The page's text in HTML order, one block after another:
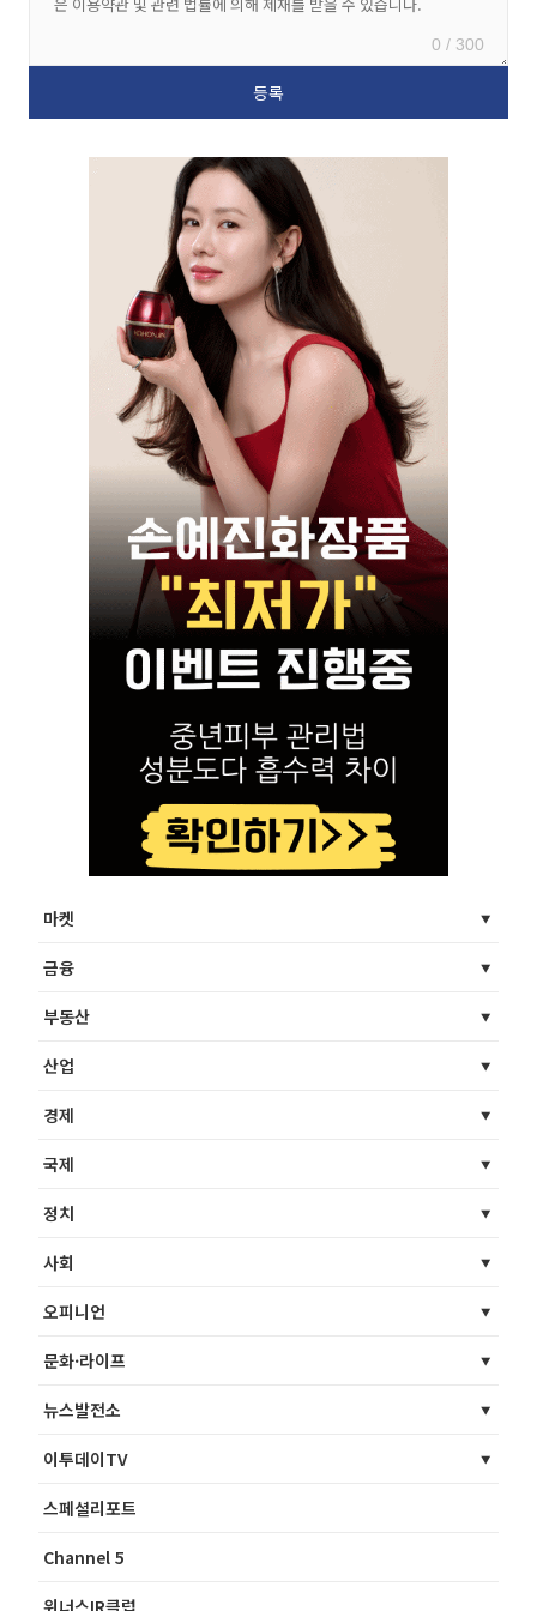
0 / 300
마켓
금융
부동산
산업
경제
국제
정치
사회
오피니언
문화·라이프
뉴스발전소
이투데이TV
스페셜리포트
Channel 5
위너스IR클럽